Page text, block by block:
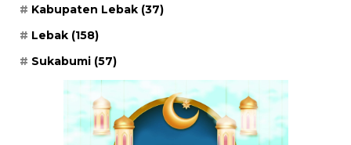
Kabupaten Lebak (37)
Lebak (158)
Sukabumi (57)